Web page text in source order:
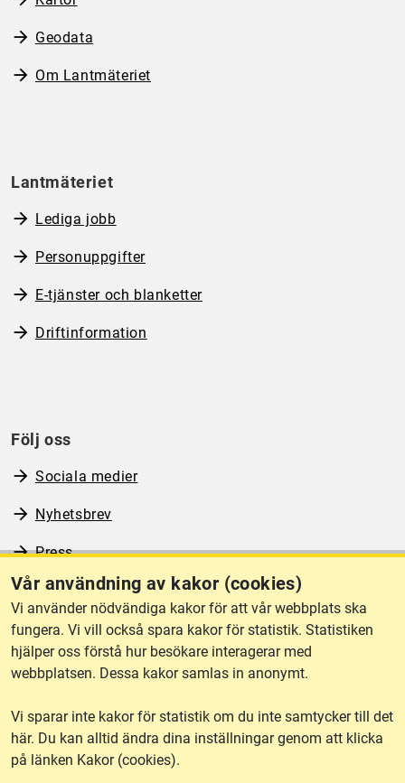
Vår användning av kakor (cookies)
Vi använder nödvändiga kakor för att vår webbplats ska
fungera. Vi vill också spara kakor för statistik. Statistiken
hjälper oss förstå hur besökare interagerar med
webbplatsen. Dessa kakor samlas in anonymt.
Vi sparar inte kakor för statistik om du inte samtycker till det
här. Du kan alltid ändra dina inställningar genom att klicka
på länken Kakor (cookies).
Geodata
Om Lantmäteriet
Lantmäteriet
Lediga jobb
Personuppgifter
E-tjänster och blanketter
Driftinformation
Följ oss
Sociala medier
Nyhetsbrev
Press
RSS
Om webbplatsen
Tillgänglighet
Other languages